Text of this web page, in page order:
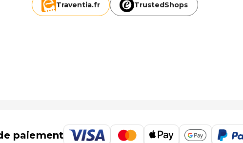
Traventia.fr TrustedShops
paiement